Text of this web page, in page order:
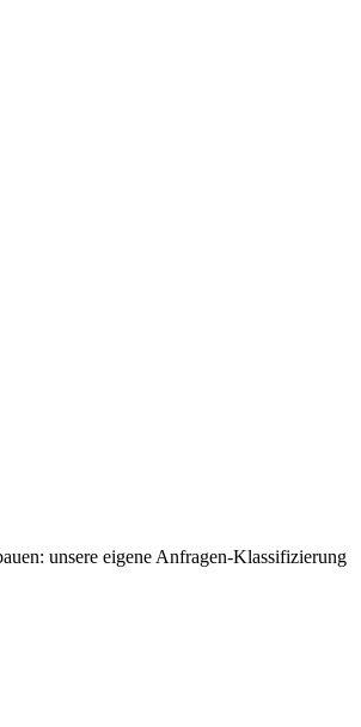
unsere eigene Anfragen-Klassifizierung